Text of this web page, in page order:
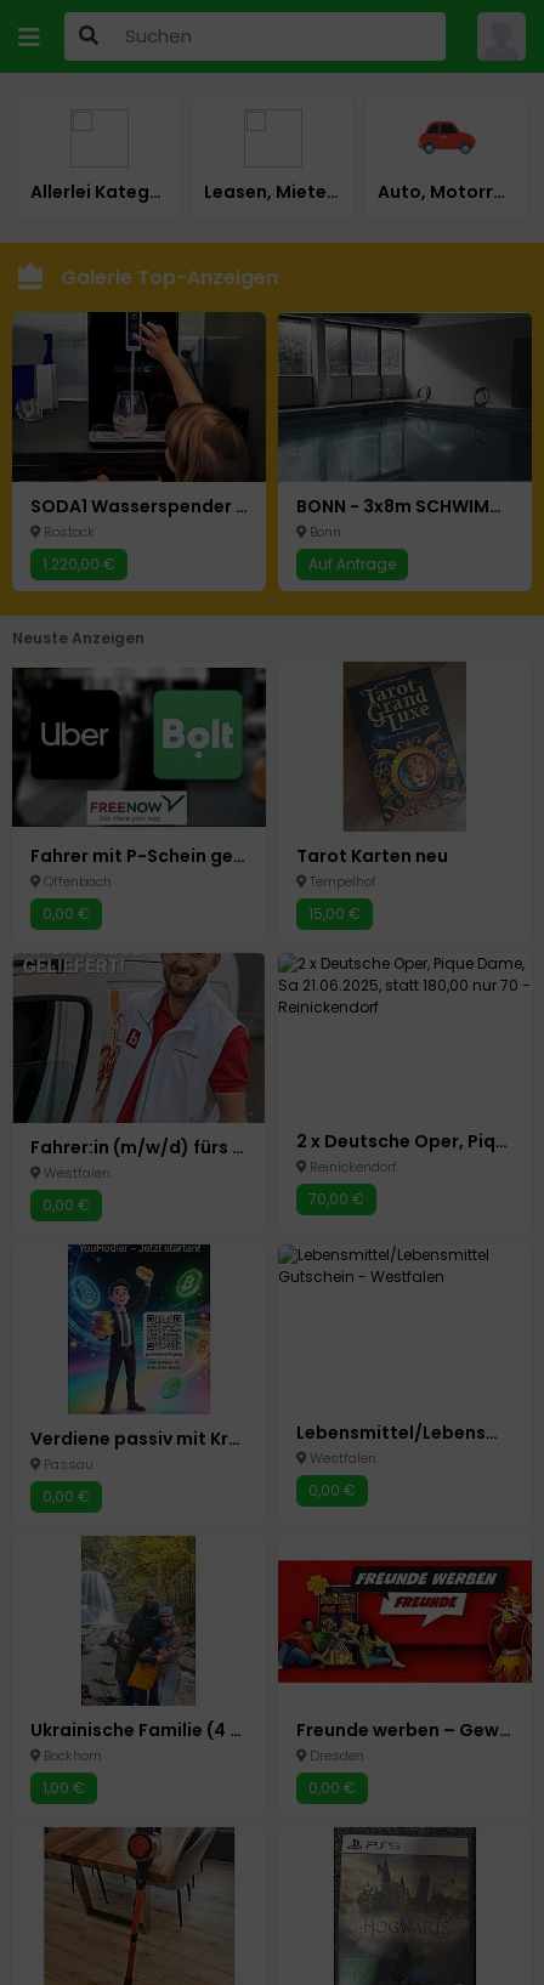
Allerlei Kategorie Leasen, Mieten, Mietkauf Auto, Motorrad & LKW
Galerie Top-Anzeigen
SODA1 Wasserspender – Heiß, Kalt & Sprudelnd mit Integriertem Filter & UV desinfektion
Rostock
1.220,00 €
BONN - 3x8m SCHWIMMBAD HALLE SAUNA WELLNESS MASSAGE STUDIO POOL
Bonn
Auf Anfrage
Neuste Anzeigen
Fahrer mit P-Schein gesucht
Offenbach
0,00 €
Tarot Karten neu
Tempelhof
15,00 €
Fahrer:in (m/w/d) fürs Brötchen.Taxi in Bocholt gesucht!
Westfalen
0,00 €
2 x Deutsche Oper, Pique Dame, Sa 21.06.2025, statt 180,00 nur 70
Reinickendorf
70,00 €
Verdiene passiv mit Krypto auf YouHodler! 25 USD Bonus Angebot
Passau
0,00 €
Lebensmittel/Lebensmittel Gutschein
Westfalen
0,00 €
Ukrainische Familie (4 Personen) sucht Wohnung
Bockhorn
1,00 €
Freunde werben – Gewinne sichern!
Dresden
0,00 €